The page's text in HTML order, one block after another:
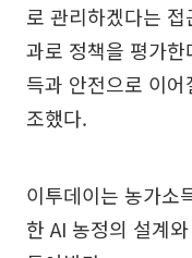
로 관리하겠다는
과로 정책을 평가
득과 안전으로 이
조했다.
이투데이는 농가소
한 AI 농정의 설계